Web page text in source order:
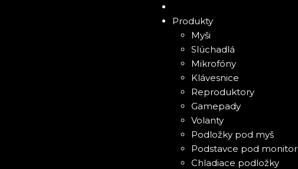
Produkty
Myši
Slúchadlá
Mikrofóny
Klávesnice
Reproduktory
Gamepady
Volanty
Podložky pod myš
Podstavce pod monitor
Chladiace podložky